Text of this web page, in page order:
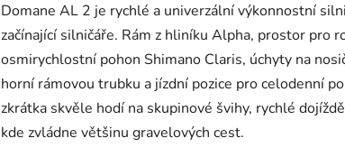
Domane AL 2 je rychlé a univerzální výkonnostní
začínající silničáře. Rám z hliníku Alpha, prostor pro
osmirychlostní pohon Shimano Claris, úchyty na
horní rámovou trubku a jízdní pozice pro celodenní
zkrátka skvěle hodí na skupinové švihy, rychlé
kde zvládne většinu gravelových cest.